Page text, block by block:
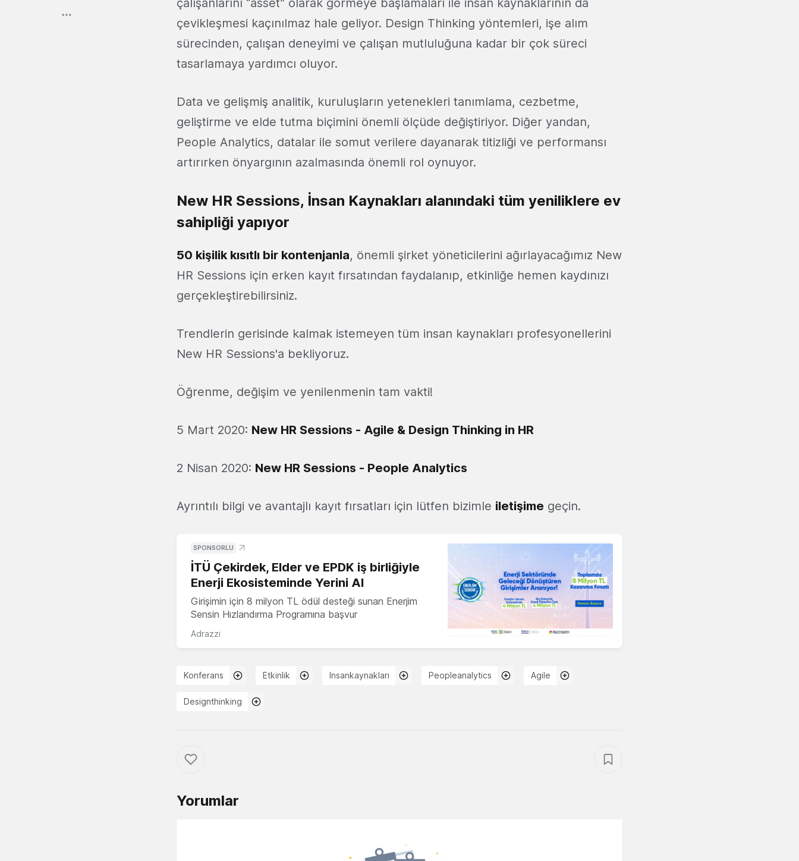
çevikleşmesi kaçınılmaz hale geliyor. Design Thinking yöntemleri, işe alım
sürecinden, çalışan deneyimi ve çalışan mutluluğuna kadar bir çok süreci
tasarlamaya yardımcı oluyor.
Data ve gelişmiş analitik, kuruluşların yetenekleri tanımlama, cezbetme,
geliştirme ve elde tutma biçimini önemli ölçüde değiştiriyor. Diğer yandan,
People Analytics, datalar ile somut verilere dayanarak titizliği ve performansı
artırırken önyargının azalmasında önemli rol oynuyor.
New HR Sessions, İnsan Kaynakları alanındaki tüm yeniliklere ev
sahipliği yapıyor
50 kişilik kısıtlı bir kontenjanla, önemli şirket yöneticilerini ağırlayacağımız New
HR Sessions için erken kayıt fırsatından faydalanıp, etkinliğe hemen kaydınızı
gerçekleştirebilirsiniz.
Trendlerin gerisinde kalmak istemeyen tüm insan kaynakları profesyonellerini
New HR Sessions'a bekliyoruz.
Öğrenme, değişim ve yenilenmenin tam vakti!
5 Mart 2020: New HR Sessions - Agile & Design Thinking in HR
2 Nisan 2020: New HR Sessions - People Analytics
Ayrıntılı bilgi ve avantajlı kayıt fırsatları için lütfen bizimle iletişime geçin.
SPONSORLU
İTÜ Çekirdek, Elder ve EPDK iş birliğiyle
Enerji Ekosisteminde Yerini Al
Girişimin için 8 milyon TL ödül desteği sunan Enerjim
Sensin Hızlandırma Programına başvur
Adrazzi
Konferans Etkinlik Insankaynakları Peopleanalytics Agile
Designthinking
Yorumlar